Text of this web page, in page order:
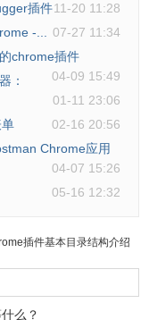
好多接口都要传递
去，经常遇
由于是 Chrome
安装
字段。右上角那个卫
插件11-20 11:28
-...
07-27 11:34
chrome插件
04-09 15:49
：
01-11 23:06
02-16 20:56
Chrome应用
04-07 15:26
05-16 12:32
插件基本目录结构介绍
么？